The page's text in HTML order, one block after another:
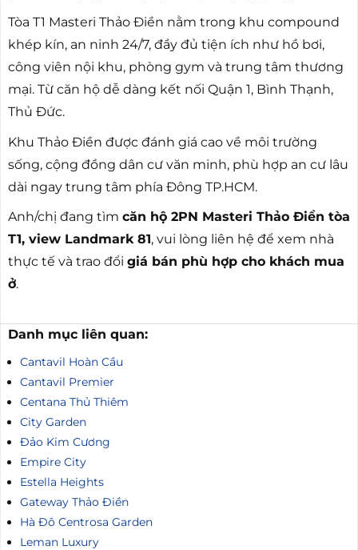
Tòa T1 Masteri Thảo Điền nằm trong khu compound
khép kín, an ninh 24/7, đầy đủ tiện ích như hồ bơi,
công viên nội khu, phòng gym và trung tâm thương
mại. Từ căn hộ dễ dàng kết nối Quận 1, Bình Thạnh,
Thủ Đức.
Khu Thảo Điền được đánh giá cao về môi trường
sống, cộng đồng dân cư văn minh, phù hợp an cư lâu
dài ngay trung tâm phía Đông TP.HCM.
Anh/chị đang tìm căn hộ 2PN Masteri Thảo Điền tòa
T1, view Landmark 81, vui lòng liên hệ để xem nhà
thực tế và trao đổi giá bán phù hợp cho khách mua
ở.
Danh mục liên quan:
Cantavil Hoàn Cầu
Cantavil Premier
Centana Thủ Thiêm
City Garden
Đảo Kim Cương
Empire City
Estella Heights
Gateway Thảo Điền
Hà Đô Centrosa Garden
Leman Luxury